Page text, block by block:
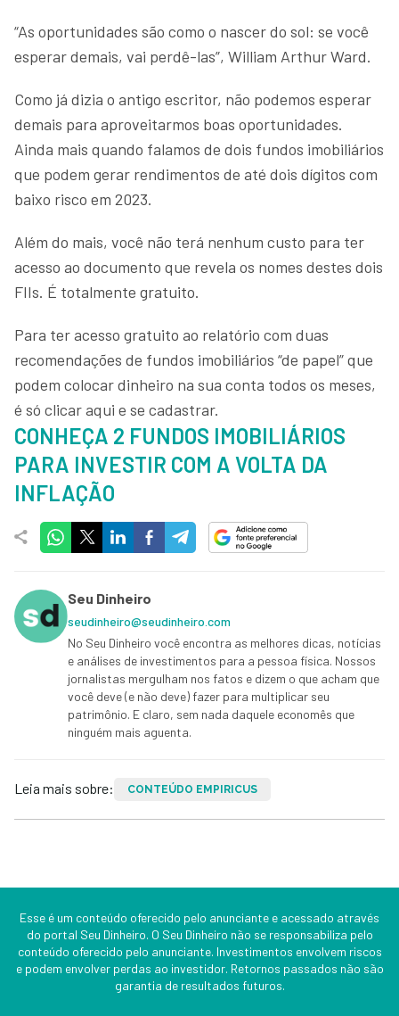
“As oportunidades são como o nascer do sol: se você
esperar demais, vai perdê-las”, William Arthur Ward.
Como já dizia o antigo escritor, não podemos esperar
demais para aproveitarmos boas oportunidades.
Ainda mais quando falamos de dois fundos imobiliários
que podem gerar rendimentos de até dois dígitos com
baixo risco em 2023.
Além do mais, você não terá nenhum custo para ter
acesso ao documento que revela os nomes destes dois
FIIs. É totalmente gratuito.
Para ter acesso gratuito ao relatório com duas
recomendações de fundos imobiliários “de papel” que
podem colocar dinheiro na sua conta todos os meses,
é só clicar aqui e se cadastrar.
CONHEÇA 2 FUNDOS IMOBILIÁRIOS
PARA INVESTIR COM A VOLTA DA
INFLAÇÃO
Seu Dinheiro
seudinheiro@seudinheiro.com
No Seu Dinheiro você encontra as melhores dicas, notícias
e análises de investimentos para a pessoa física. Nossos
jornalistas mergulham nos fatos e dizem o que acham que
você deve (e não deve) fazer para multiplicar seu
patrimônio. E claro, sem nada daquele economês que
ninguém mais aguenta.
Leia mais sobre: CONTEÚDO EMPIRICUS
Esse é um conteúdo oferecido pelo anunciante e acessado através
do portal Seu Dinheiro. O Seu Dinheiro não se responsabiliza pelo
conteúdo oferecido pelo anunciante. Investimentos envolvem riscos
e podem envolver perdas ao investidor. Retornos passados não são
garantia de resultados futuros.